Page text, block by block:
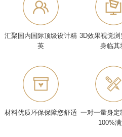
汇聚国内国际顶级设计精
英
3D效果视觉浏
身临其
材料优质环保保障您舒适 一对一量身定
100%